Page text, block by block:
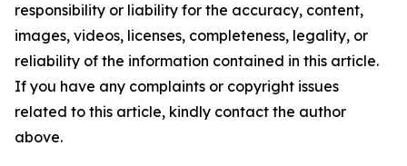
responsibility or liability for the accuracy, content,
images, videos, licenses, completeness, legality, or
reliability of the information contained in this article.
If you have any complaints or copyright issues
related to this article, kindly contact the author
above.